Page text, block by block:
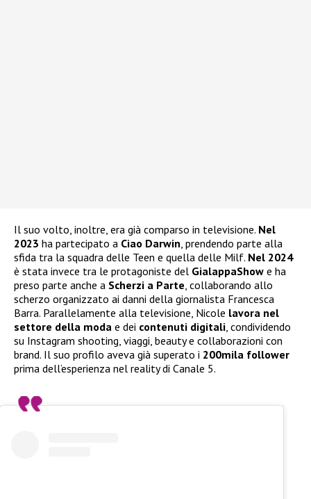
Il suo volto, inoltre, era già comparso in televisione. Nel
2023 ha partecipato a Ciao Darwin , prendendo parte alla
sfida tra la squadra delle Teen e quella delle Milf. Nel 2024
è stata invece tra le protagoniste del GialappaShow e ha
preso parte anche a Scherzi a Parte , collaborando allo
scherzo organizzato ai danni della giornalista Francesca
Barra. Parallelamente alla televisione, Nicole lavora nel
settore della moda e dei contenuti digitali , condividendo
su Instagram shooting, viaggi, beauty e collaborazioni con
brand. Il suo profilo aveva già superato i 200mila follower
prima dell’esperienza nel reality di Canale 5.